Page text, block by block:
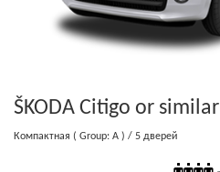
ŠKODA Citigo or similar
Компактная ( Group: A ) / 5 дверей